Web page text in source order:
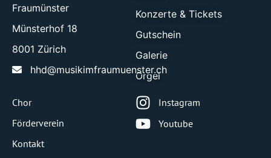
Fraumünster
Münsterhof 18
8001 Zürich
hhd@musikimfraumuenster.ch
Konzerte & Tickets
Gutschein
Galerie
Orgel
Chor
Förderverein
Kontakt
Instagram
Youtube